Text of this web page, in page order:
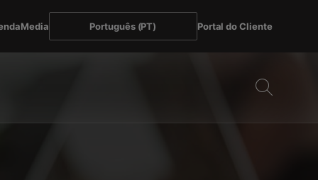
Media Português (PT) Portal do Cliente